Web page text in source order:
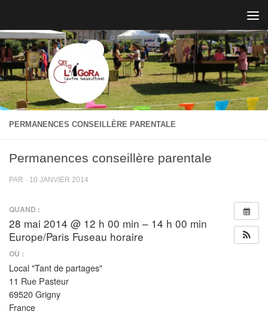
PERMANENCES CONSEILLÈRE PARENTALE
Permanences conseillère parentale
PAR · 10 JANVIER 2014
QUAND :
28 mai 2014 @ 12 h 00 min – 14 h 00 min
Europe/Paris Fuseau horaire
OÙ :
Local "Tant de partages"
11 Rue Pasteur
69520 Grigny
France